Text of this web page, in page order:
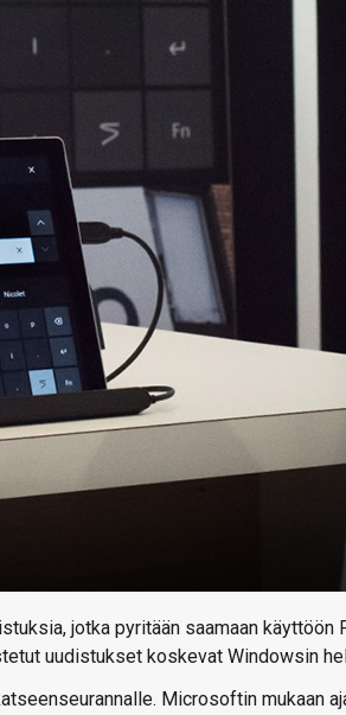
jotka pyritään saamaan
uudistukset koskevat Windowsin
Microsoftin mukaan